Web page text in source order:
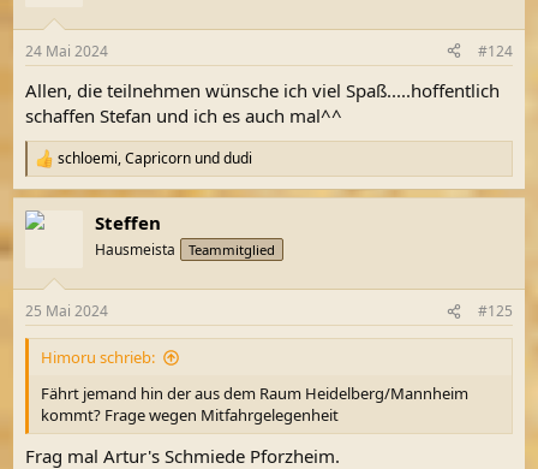
24 Mai 2024 #124
Allen, die teilnehmen wünsche ich viel Spaß.....hoffentlich
schaffen Stefan und ich es auch mal^^
R
e
a
k
e
n
schloemi,Capricorn unddudi
Steffen
Hausmeista Teammitglied
25 Mai 2024 #125
Himoru schrieb:
Fährt jemand hin der aus dem Raum Heidelberg/Mannheim
kommt? Frage wegen Mitfahrgelegenheit
Frag mal Artur's Schmiede Pforzheim.